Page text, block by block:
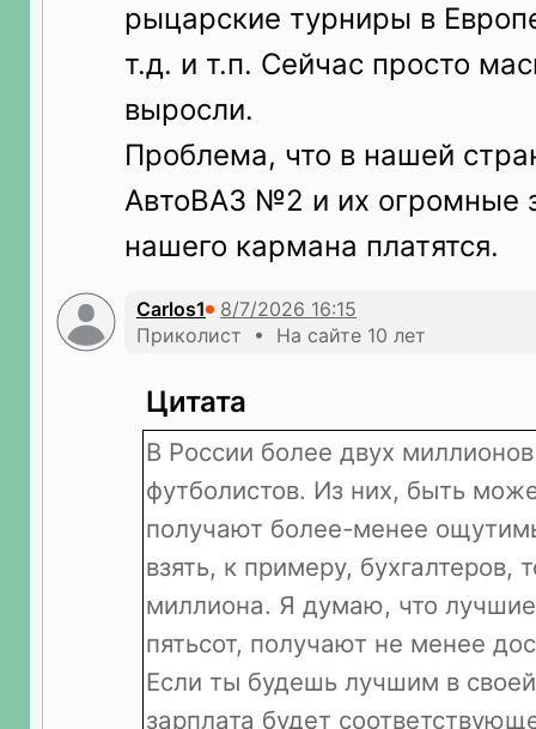
рыцарские турниры в
т.д. и т.п. Сейчас просто
выросли.
Проблема, что в нашей
АвтоВАЗ №2 и их огромные
нашего кармана платятся.
Carlos1
Приколист • На сайте 10 лет
Цитата
В России более двух
футболистов. Из них, быть
получают более-менее
взять, к примеру, бухгалтеров,
миллиона. Я думаю, что
пятьсот, получают не менее
Если ты будешь лучшим в
зарплата будет